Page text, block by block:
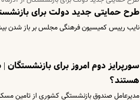
طرح حمایتی جدید دولت برای
نایب رییس کمیسیون فرهنگی مجلس بر باز شدن
سورپرایز دوم امروز برای
هستند؟
مدیرعامل صندوق بازنشستگی کشوری از تامین